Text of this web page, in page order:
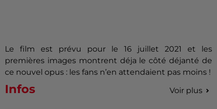
Le film est prévu pour le 16 juillet 2021 et les
premières images montrent déja le côté déjanté de
ce nouvel opus : les fans n’en attendaient pas moins !
Infos Voir plus